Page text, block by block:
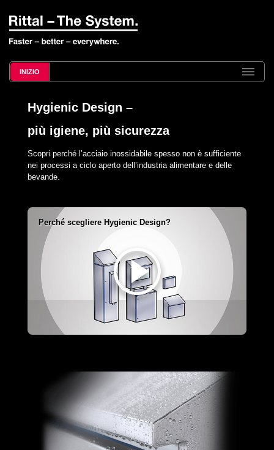
Hygienic Design –
più igiene, più sicurezza
Scopri perché l’acciaio inossidabile spesso non è sufficiente
nei processi a ciclo aperto dell’industria alimentare e delle
bevande.
Perché scegliere Hygienic Design?
INIZIO